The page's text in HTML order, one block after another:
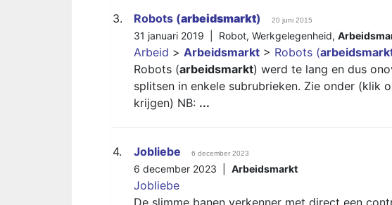
3. Robots (arbeidsmarkt) 20 juni 2015
31 januari 2019 | Robot, Werkgelegenheid,
Arbeid > Arbeidsmarkt > Robots (
Robots (arbeidsmarkt) werd te lang en dus
splitsen in enkele subrubrieken. Zie onder (klik
krijgen) NB: ...
4. Jobliebe 6 december 2023
6 december 2023 | Arbeidsmarkt
Jobliebe
De slimme banen verkenner met direct een